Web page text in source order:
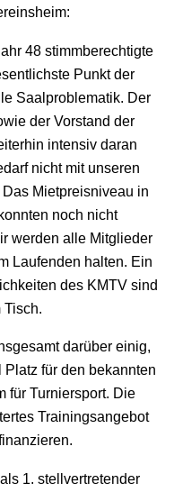
48 stimmberechtigte
Punkt der
Saalproblematik. Der
der Vorstand der
intensiv daran
nicht mit unseren
Mietpreisniveau in
noch nicht
werden alle Mitglieder
Laufenden halten. Ein
des KMTV sind
Tisch.
darüber einig,
für den bekannten
für Turniersport. Die
Trainingsangebot
1. stellvertretender